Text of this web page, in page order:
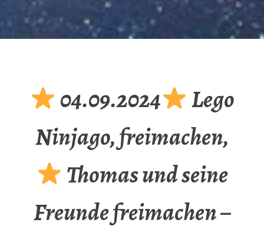
04.09.2024
Lego
Ninjago, freimachen,
Thomas und seine
Freunde freimachen –